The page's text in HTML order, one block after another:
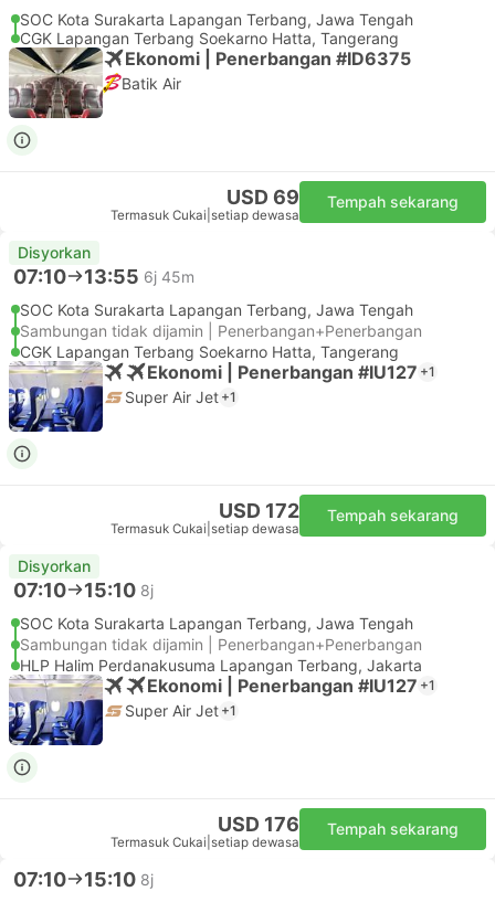
SOC Kota Surakarta Lapangan Terbang, Jawa Tengah
CGK Lapangan Terbang Soekarno Hatta, Tangerang
Ekonomi | Penerbangan #ID6375
Batik Air
USD 69
Termasuk Cukai setiap dewasa
Tempah sekarang
Disyorkan
07:10 13:55 6j 45m
SOC Kota Surakarta Lapangan Terbang, Jawa Tengah
Sambungan tidak dijamin | Penerbangan+Penerbangan
CGK Lapangan Terbang Soekarno Hatta, Tangerang
Ekonomi | Penerbangan #IU127 +1
Super Air Jet +1
USD 172
Termasuk Cukai setiap dewasa
Tempah sekarang
Disyorkan
07:10 15:10 8j
SOC Kota Surakarta Lapangan Terbang, Jawa Tengah
Sambungan tidak dijamin | Penerbangan+Penerbangan
HLP Halim Perdanakusuma Lapangan Terbang, Jakarta
Ekonomi | Penerbangan #IU127 +1
Super Air Jet +1
USD 176
Termasuk Cukai setiap dewasa
Tempah sekarang
07:10 15:10 8j